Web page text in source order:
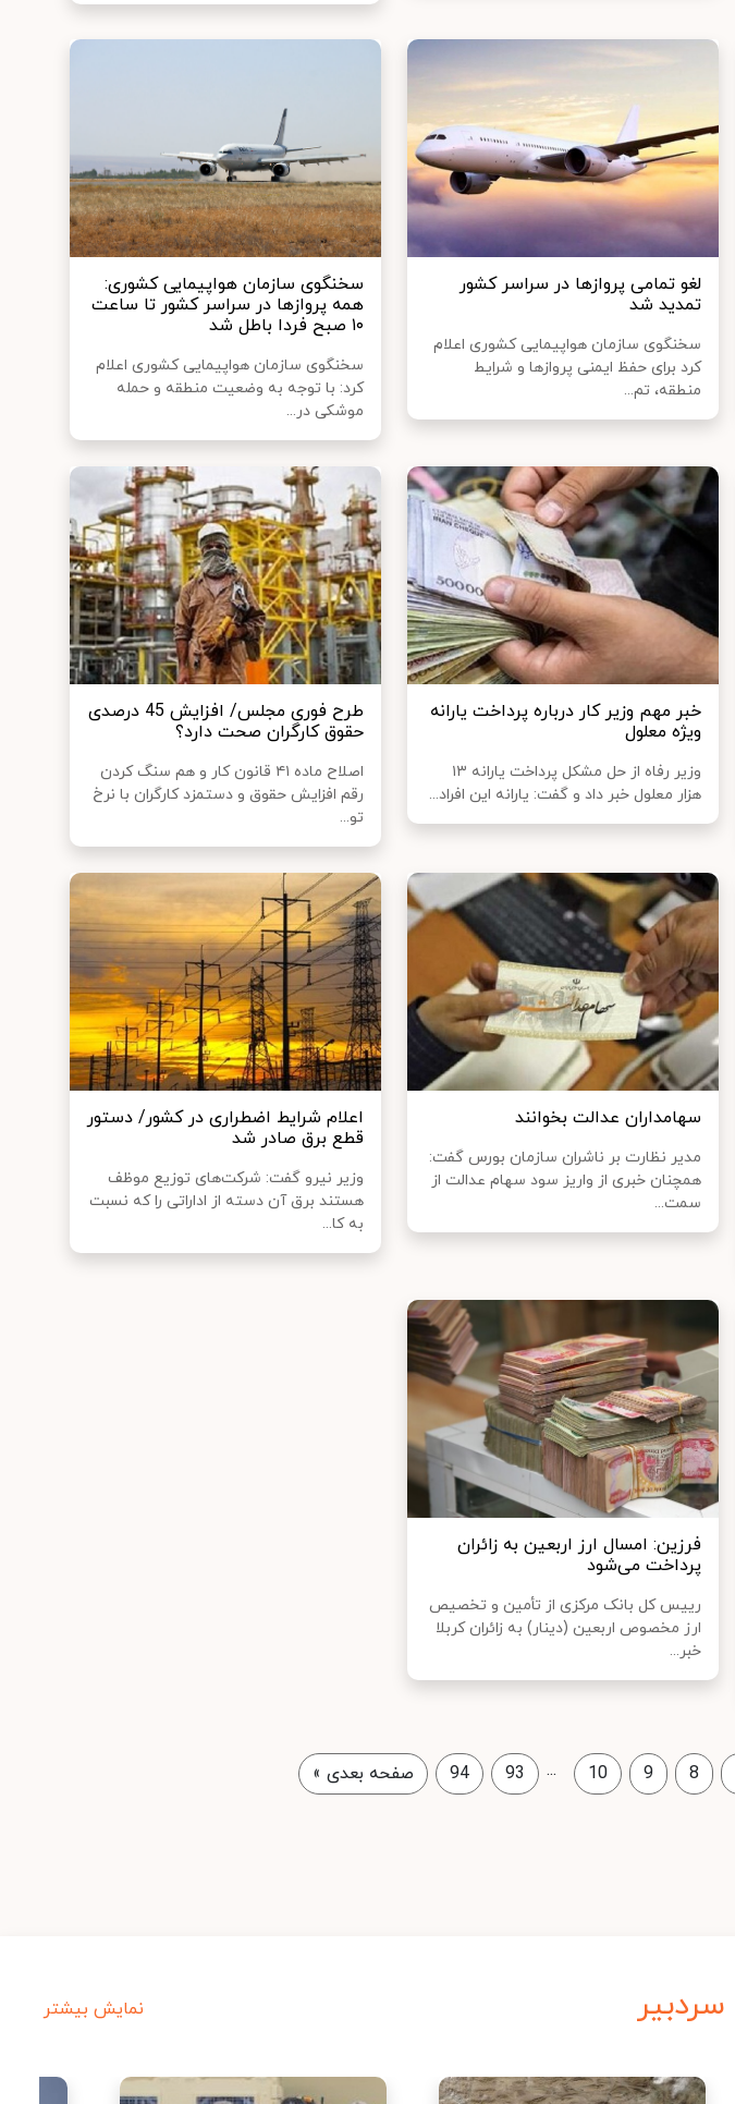
‌لغو تمامی پروازها در سراسر کشور
تمدید شد
سخنگوی سازمان هواپیمایی کشوری اعلام
کرد برای حفظ ایمنی پروازها و شرایط
منطقه، تم...
سخنگوی سازمان هواپیمایی کشوری:
همه پروازها در سراسر کشور تا ساعت
۱۰ صبح فردا باطل شد
سخنگوی سازمان هواپیمایی کشوری اعلام
کرد: با توجه به وضعیت منطقه و حمله
موشکی در...
خبر مهم وزیر کار درباره پرداخت یارانه
ویژه معلول
وزیر رفاه از حل مشکل پرداخت یارانه ۱۳
هزار معلول خبر داد و گفت: یارانه این افراد...
طرح فوری مجلس/ افزایش 45 درصدی
حقوق کارگران صحت دارد؟
اصلاح ماده ۴۱ قانون کار و هم سنگ کردن
رقم افزایش حقوق و دستمزد کارگران با نرخ
تو...
سهامداران عدالت بخوانند
مدیر نظارت بر ناشران سازمان بورس گفت:
همچنان خبری از واریز سود سهام عدالت از
سمت...
اعلام شرایط اضطراری در کشور/ دستور
قطع برق صادر شد
وزیر نیرو گفت: شرکت‌های توزیع موظف
هستند برق آن دسته از اداراتی را که نسبت
به کا...
فرزین: امسال ارز اربعین به زائران
پرداخت می‌شود
رییس کل بانک مرکزی از تأمین و تخصیص
ارز مخصوص اربعین (دینار) به زائران کربلا
خبر...
8
9
10
...
93
94 صفحه بعدی »
سردبیر نمایش بیشتر